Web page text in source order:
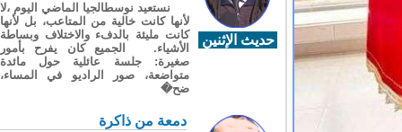
حديث الإثنين
نستعيد نوسطالجيا الماضي اليوم ،لا
لأنها كانت خالية من المتاعب، بل لأنها
كانت مليئة بالدفء والاختلاف وبساطة
الأشياء. الجميع كان يفرح بأمور
صغيرة: جلسة عائلية حول مائدة
متواضعة، صور الراديو في المساء،
ضح�
دمعة من ذاكرة